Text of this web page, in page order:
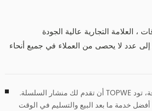
، العلامة التجارية عالية الجودة
إلى عدد لا يحصى من العملاء في جميع أنحاء
كشركة مصنعة محترفة، تود TOPWE أن تقدم لك منشار السلسلة.
وستقدم لك TOPWE أفضل خدمة ما بعد البيع والتسليم في الوقت